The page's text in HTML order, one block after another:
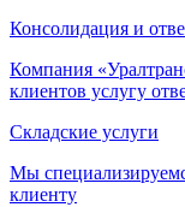
Консолидация и
Компания
клиентов услугу
Складские услуги
Мы
клиенту